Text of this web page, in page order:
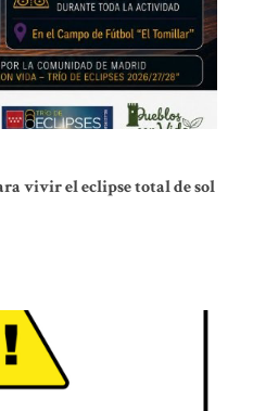
vivir el eclipse total de sol